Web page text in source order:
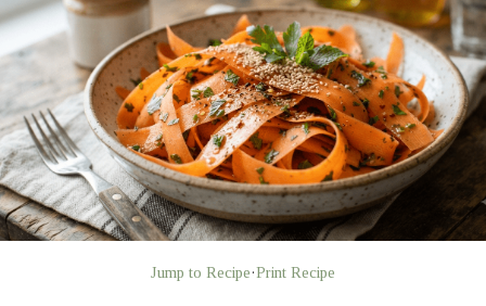
Jump to Recipe·Print Recipe